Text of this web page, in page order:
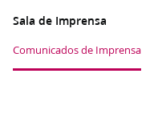
Sala de Imprensa
Comunicados de Imprensa